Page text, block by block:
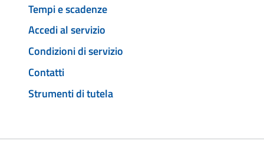
Tempi e scadenze
Accedi al servizio
Condizioni di servizio
Contatti
Strumenti di tutela